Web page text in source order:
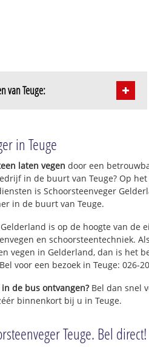
van Teuge:
in Teuge
laten vegen door een
in de buurt van Teuge? Op
is Schoorsteenveger
in de buurt van Teuge.
is op de hoogte van de
en schoorsteentechniek.
vegen in Gelderland, dan is het
voor een bezoek in Teuge: 026-
de bus ontvangen?Bel dan snel
binnenkort bij u in Teuge.
Teuge. Bel direct!